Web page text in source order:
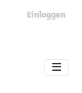
Einloggen